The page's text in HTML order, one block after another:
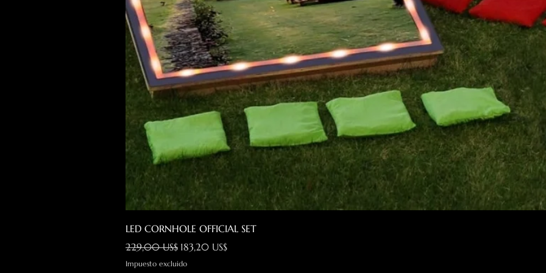
LED CORNHOLE OFFICIAL SET
Precio
229,00 US$ Precio de oferta
183,20 US$
Impuesto excluido